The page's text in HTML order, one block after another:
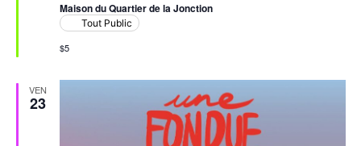
Maison du Quartier de la Jonction
Tout Public
$5
VEN
23